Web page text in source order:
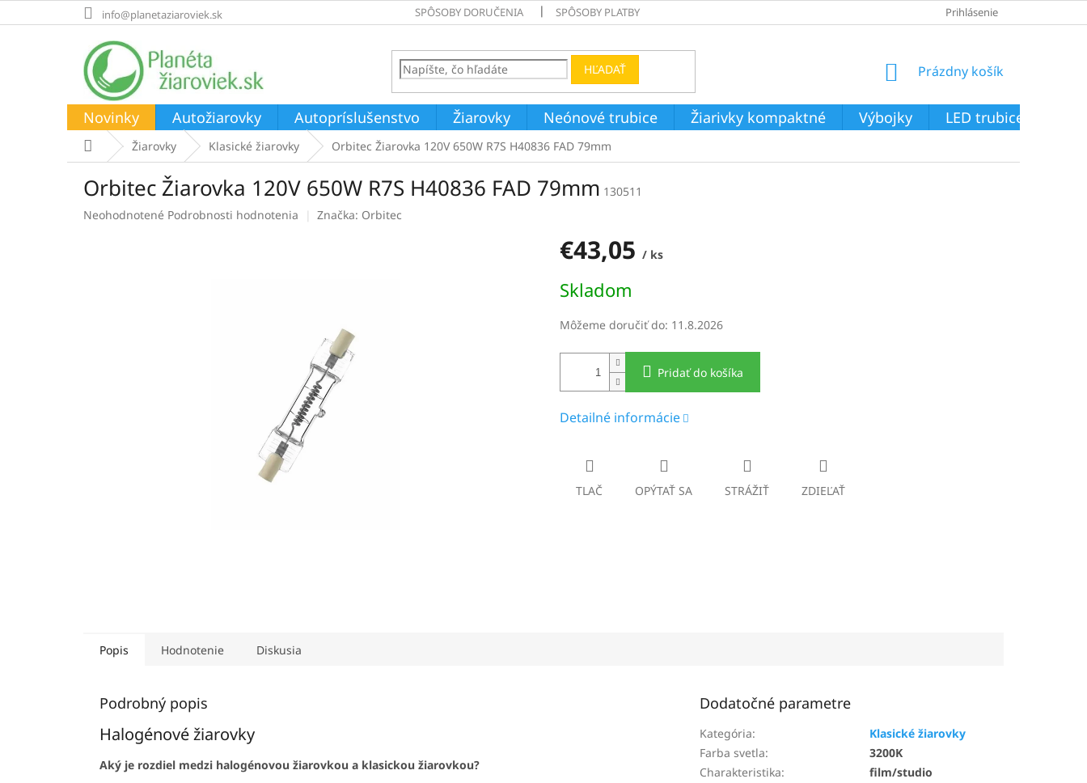
na
info@planetaziaroviek.sk SPÔSOBY DORUČENIA SPÔSOBY PLATBY Prihlásenie
HĽADAŤ
NÁKUPNÝ
Prázdny košík
Novinky Autožiarovky Autopríslušenstvo Žiarovky Neónové trubice Žiarivky kompaktné Výbojky LED trubice
DomovŽiarovky Klasické žiarovky Orbitec Žiarovka 120V 650W R7S H40836 FAD 79mm
Orbitec Žiarovka 120V 650W R7S H40836 FAD 79mm 130511
Priemerné
Neohodnotené Podrobnosti hodnotenia Značka: Orbitec
€43,05 / ks
cena:
Skladom
Môžeme doručiť do: 11.8.2026
Pridať do košíka
Detailné informácie
TLAČ OPÝTAŤ SA STRÁŽIŤ ZDIEĽAŤ
Popis Hodnotenie Diskusia
Podrobný popis
Halogénové žiarovky
Aký je rozdiel medzi halogénovou žiarovkou a klasickou žiarovkou?
Dodatočné parametre
Kategória:
Klasické žiarovky
Farba svetla:
3200K
Charakteristika:
film/studio